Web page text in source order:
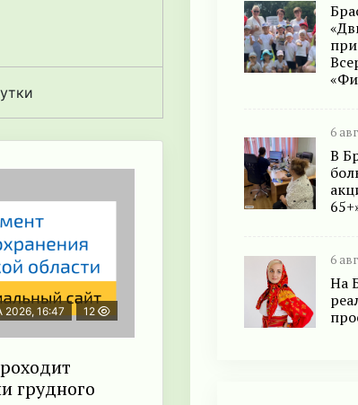
2026, 16:47 12
грудного
6
В
6
На